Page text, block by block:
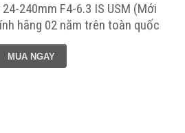
24-240mm F4-6.3 IS USM (Mới
hãng 02 năm trên toàn quốc
MUA NGAY